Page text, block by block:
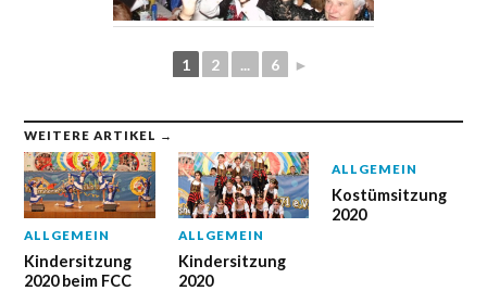
1 2 ... 6 ►
WEITERE ARTIKEL →
ALLGEMEIN
Kindersitzung
2020 beim FCC
ALLGEMEIN
Kindersitzung
2020
ALLGEMEIN
Kostümsitzung
2020